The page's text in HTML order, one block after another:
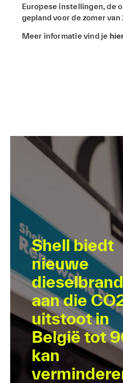
Europese instellingen, de
gepland voor de zomer van
Meer informatie vind je
Shell biedt
nieuwe
aan die
uitstoot in
België tot
kan